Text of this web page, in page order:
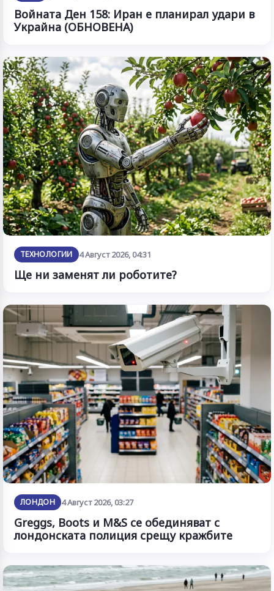
Войната Ден 158: Иран е планирал удари в
Украйна (ОБНОВЕНА)
ТЕХНОЛОГИИ 4 Август 2026, 04:31
Ще ни заменят ли роботите?
ЛОНДОН 4 Август 2026, 03:27
Greggs, Boots и M&S се обединяват с
лондонската полиция срещу кражбите